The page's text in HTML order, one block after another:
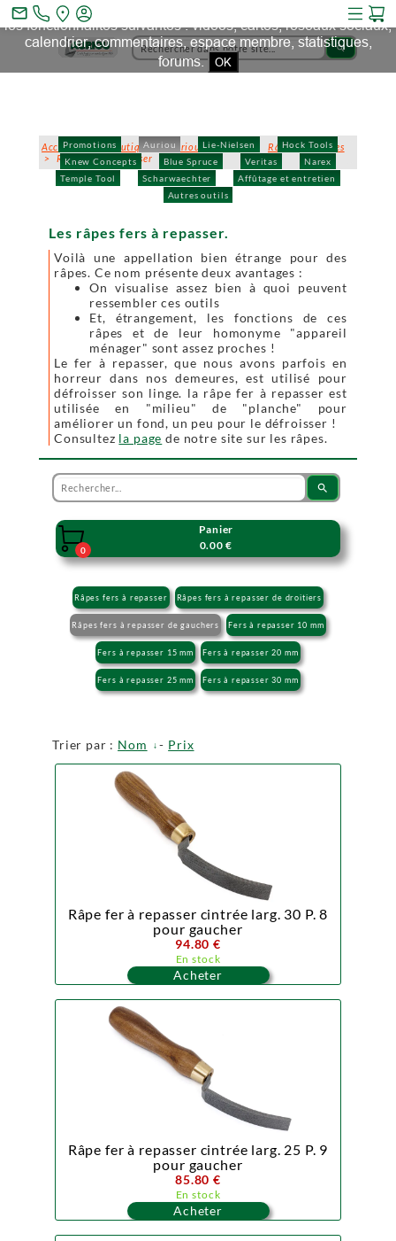
search
Promotions Auriou Lie-Nielsen
Hock Tools
Knew Concepts
Blue Spruce Veritas
Narex
Temple Tool
Scharwaechter
Affûtage et entretien
Autres outils
Accueil>La boutique>Auriou >Râpes>Râpes classiques
> Râpes fers à repasser
Les râpes fers à repasser.
Voilà une appellation bien étrange pour des
râpes. Ce nom présente deux avantages :
On visualise assez bien à quoi peuvent
ressembler ces outils
Et, étrangement, les fonctions de ces
râpes et de leur homonyme "appareil
ménager" sont assez proches !
Le fer à repasser, que nous avons parfois en
horreur dans nos demeures, est utilisé pour
défroisser son linge. la râpe fer à repasser est
utilisée en "milieu" de "planche" pour
améliorer un fond, un peu pour le défroisser !
Consultez la page de notre site sur les râpes.
search

0
Panier
0.00 €
Râpes fers à repasser Râpes fers à repasser de droitiers
Râpes fers à repasser de gauchers Fers à repasser 10 mm
Fers à repasser 15 mm Fers à repasser 20 mm
Fers à repasser 25 mm Fers à repasser 30 mm
Trier par : Nom - Prix
Râpe fer à repasser cintrée larg. 30 P. 8
pour gaucher
94.80 €
En stock
Acheter
Râpe fer à repasser cintrée larg. 25 P. 9
pour gaucher
85.80 €
En stock
Acheter
mail_outline
Ce site et des sites tiers qu'il utilise collectent des cookies pour
les fonctionnalités suivantes : vidéos, cartes, réseaux sociaux,
calendrier, commentaires, espace membre, statistiques,
forums. OK